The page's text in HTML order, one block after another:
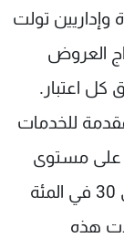
تولت
العروض
كل اعتبار.
للخدمات
على مستوى
الخدمات نفسه بكلفة تقل بنسبة 20 إلى 30 في المئة
هذه